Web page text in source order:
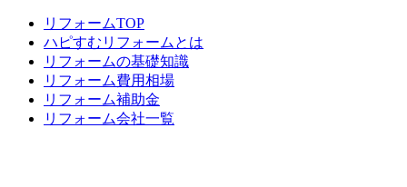
リフォームTOP
ハピすむリフォームとは
リフォームの基礎知識
リフォーム費用相場
リフォーム補助金
リフォーム会社一覧